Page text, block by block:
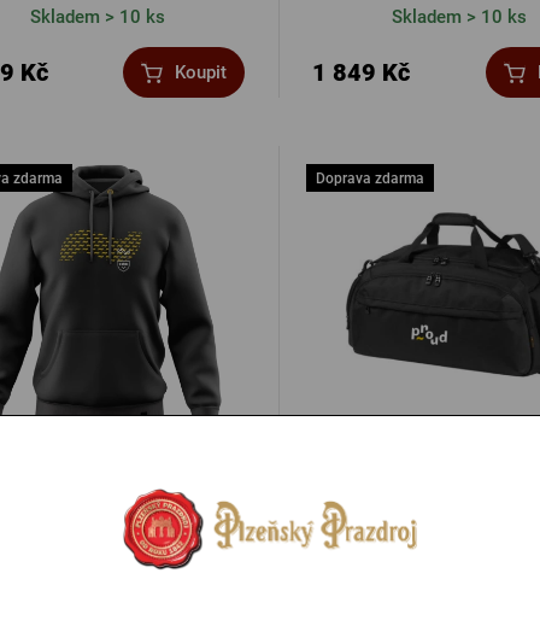
Skladem > 10 ks
Kč Koupit
Skladem > 10 ks
1 849 Kč
zdarma
Skladem > 5 ks
Koupit
Doprava zdarma